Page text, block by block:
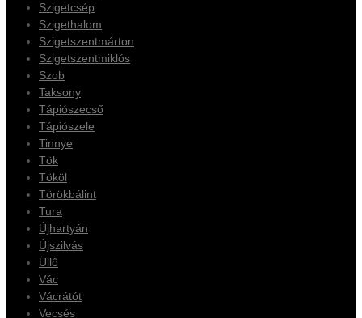
Szigetcsép
Szigethalom
Szigetszentmárton
Szigetszentmiklós
Szob
Taksony
Tápiószecső
Tápiószele
Tinnye
Tök
Tököl
Törökbálint
Tura
Újhartyán
Újszilvás
Üllő
Vác
Vácrátót
Vecsés